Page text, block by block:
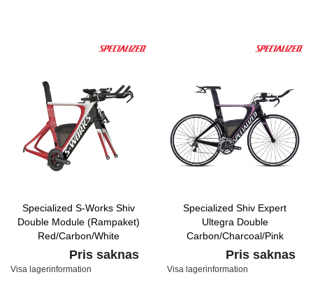
Specialized S-Works Shiv
Double Module (Rampaket)
Red/Carbon/White
Pris saknas
Visa lagerinformation
Specialized Shiv Expert
Ultegra Double
Carbon/Charcoal/Pink
Pris saknas
Visa lagerinformation